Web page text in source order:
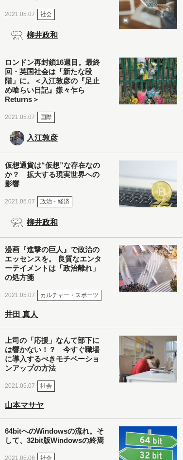
2021.05.07 社会
柳井政和
ロンドン再封鎖16週目。最終
回・英国社会は「新たな段
階」に。＜入江敦彦の『足止
め喰らい日記』嫌々乍ら
Returns＞
2021.05.07 国際
入江敦彦
仮想通貨は“仮想”な存在なの
か？ 拡大する現実世界への
影響
2021.05.07 政治・経済
柳井政和
漫画『進撃の巨人』で政治の
エッセンスを。 良質なエンタ
ーテイメントは「政治離れ」
の処方箋
2021.05.07 カルチャー・スポーツ
井田 真人
上司の「応援」なんて部下に
は響かない！？ 今すぐ職場
に導入するべきモチベーショ
ンアップの方法
2021.05.07 社会
山本マサヤ
64bitへのWindowsの流れ。そ
して、32bit版Windowsの終焉
2021.05.06 社会